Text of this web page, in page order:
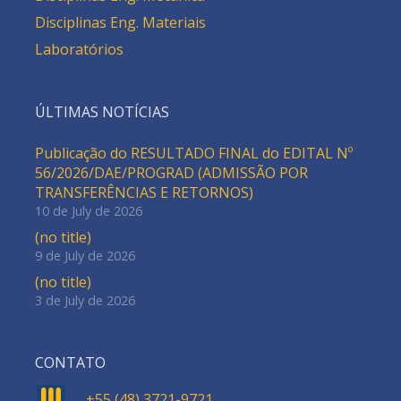
Disciplinas Eng. Materiais
Laboratórios
ÚLTIMAS NOTÍCIAS
Publicação do RESULTADO FINAL do EDITAL Nº
56/2026/DAE/PROGRAD (ADMISSÃO POR
TRANSFERÊNCIAS E RETORNOS)
10 de July de 2026
(no title)
9 de July de 2026
(no title)
3 de July de 2026
CONTATO